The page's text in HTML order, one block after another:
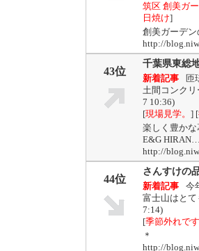
筑区 創美ガ
日焼け]
創美ガーデ
http://
43位
千葉県東総
新着記事
匝
土間コンク
7 10:36)
[現場見学。 ] [
楽しく豊か
E&G
http://
44位
さんすけの
新着記事
今
富士山はと
7:14)
[季節外れで
＊
http://